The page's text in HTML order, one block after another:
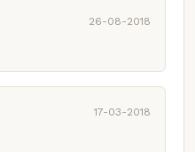
26-08-2018
17-03-2018